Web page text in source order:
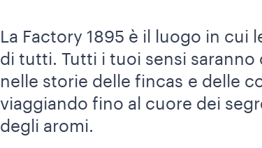
La Factory 1895 è il luogo in
di tutti. Tutti i tuoi sensi
nelle storie delle fincas e delle
viaggiando fino al cuore dei
degli aromi.